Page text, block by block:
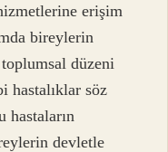
erişim
bireylerin
düzeni
hastalıklar söz
hastaların
devletle